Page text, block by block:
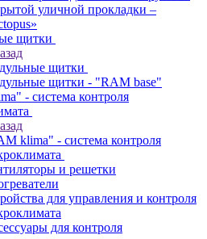
уличной прокладки –
щитки
щитки
щитки - "RAM base"
- система контроля
klima" - система контроля
и решетки
для управления и контроля
для контроля